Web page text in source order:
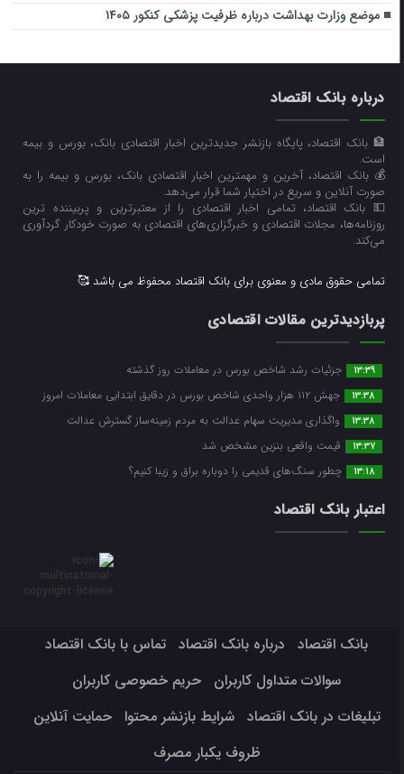
موضع وزارت بهداشت درباره ظرفیت پزشکی کنکور ۱۴۰۵
درباره بانک اقتصاد
🏦 بانک اقتصاد، پایگاه بازنشر جدیدترین اخبار اقتصادی بانک، بورس و بیمه
است.
💰 بانک اقتصاد، آخرین و مهمترین اخبار اقتصادی بانک، بورس و بیمه را به
صورت آنلاین و سریع در اختیار شما قرار می‌‌دهد.
💵 بانک اقتصاد، تمامی اخبار اقتصادی را از معتبرترین و پربیننده ترین
روزنامه‌ها، مجلات اقتصادی و خبرگزاری‌های اقتصادی به صورت خودکار گردآوری
می‌کند.
تمامی حقوق مادی و معنوی برای بانک اقتصاد محفوظ می باشد 🥰
پربازدیدترین مقالات اقتصادی
13:39 جزئیات رشد شاخص بورس در معاملات روز گذشته
13:38 جهش ۱۱۲ هزار واحدی شاخص بورس در دقایق ابتدایی معاملات امروز
13:38 واگذاری مدیریت سهام عدالت به مردم زمینه‌ساز گسترش عدالت
13:37 قیمت واقعی بنزین مشخص شد
13:18 چطور سنگ‌های قدیمی را دوباره براق و زیبا کنیم؟
اعتبار بانک اقتصاد
بانک اقتصاد درباره بانک اقتصاد
تماس با بانک اقتصاد
سوالات متداول کاربران
حریم خصوصی کاربران
تبلیغات در بانک اقتصاد
شرایط بازنشر محتوا
حمایت آنلاین
ظروف یکبار مصرف